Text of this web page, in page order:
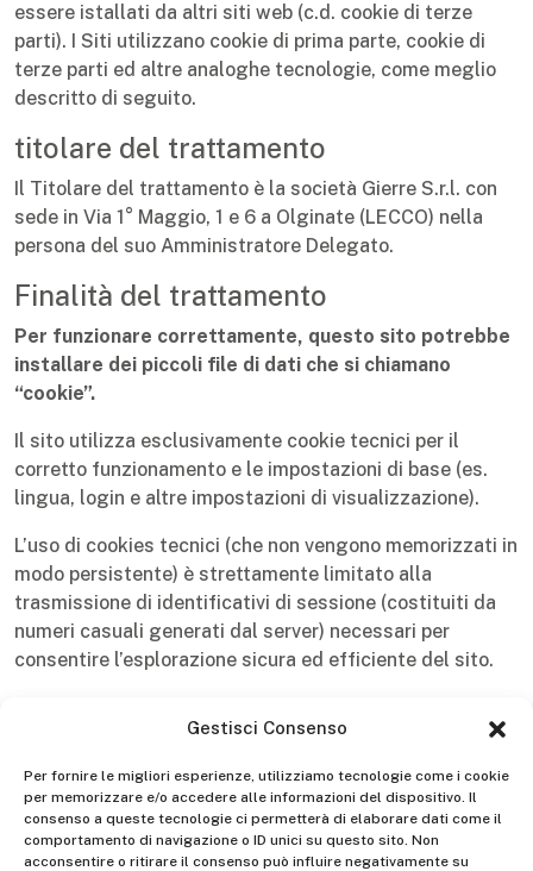
Gestisci Consenso
Per fornire le migliori esperienze, utilizziamo tecnologie come i cookie
per memorizzare e/o accedere alle informazioni del dispositivo. Il
consenso a queste tecnologie ci permetterà di elaborare dati come il
comportamento di navigazione o ID unici su questo sito. Non
acconsentire o ritirare il consenso può influire negativamente su
essere istallati da altri siti web (c.d. cookie di terze
parti). I Siti utilizzano cookie di prima parte, cookie di
terze parti ed altre analoghe tecnologie, come meglio
descritto di seguito.
titolare del trattamento
Il Titolare del trattamento è la società Gierre S.r.l. con
sede in Via 1° Maggio, 1 e 6 a Olginate (LECCO) nella
persona del suo Amministratore Delegato.
Finalità del trattamento
Per funzionare correttamente, questo sito potrebbe
installare dei piccoli file di dati che si chiamano
“cookie”.
Il sito utilizza esclusivamente cookie tecnici per il
corretto funzionamento e le impostazioni di base (es.
lingua, login e altre impostazioni di visualizzazione).
L’uso di cookies tecnici (che non vengono memorizzati in
modo persistente) è strettamente limitato alla
trasmissione di identificativi di sessione (costituiti da
numeri casuali generati dal server) necessari per
consentire l’esplorazione sicura ed efficiente del sito.
dal sito senza il vostro consenso.Non viene fatto uso
carattere personale (per profilazione).
Cookie di terze parti